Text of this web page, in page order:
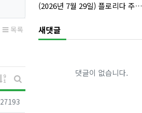
목록
게시물 정렬
게시판 검색
조회
27193
(2026년 7월 29일) 플로리다 주요 뉴스 | 플로리다 한인 닷컴
새댓글
댓글이 없습니다.